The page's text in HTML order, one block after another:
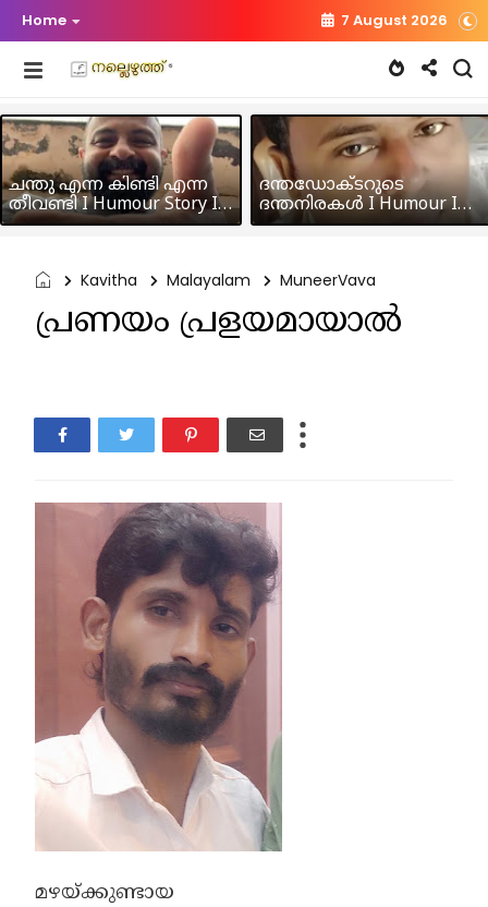
Home 7 August 2026
ചന്തു എന്ന കിണ്ടി എന്ന
തീവണ്ടി I Humour Story I
Rajeev Panicker
ദന്തഡോക്ടറുടെ
ദന്തനിരകൾ I Humour I
Hussain MK
Kavitha Malayalam MuneerVava
പ്രണയം പ്രളയമായാല്‍
മഴയ്ക്കുണ്ടായ